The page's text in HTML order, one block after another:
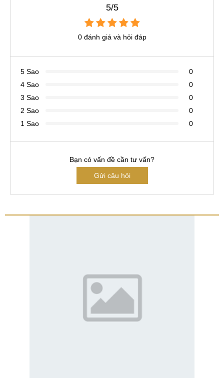
5/5
0 đánh giá và hỏi đáp
5 Sao
0
4 Sao
0
3 Sao
0
2 Sao
0
1 Sao
0
Bạn có vấn đề cần tư vấn?
Gửi câu hỏi